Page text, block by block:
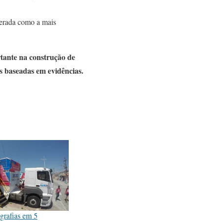
como a mais
na construção de
em evidências.
em 5